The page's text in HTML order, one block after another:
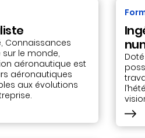
Connaissances
sur le monde,
aéronautique est
aéronautiques
aux évolutions